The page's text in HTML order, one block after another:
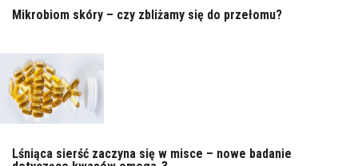
Mikrobiom skóry – czy zbliżamy się do przełomu?
Lśniąca sierść zaczyna się w misce – nowe badanie